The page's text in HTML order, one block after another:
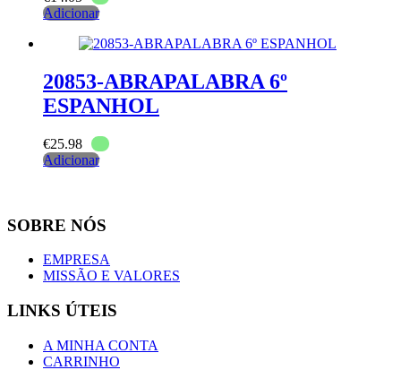
Adicionar
20853-ABRAPALABRA 6º
ESPANHOL
€25.98
Adicionar
SOBRE NÓS
EMPRESA
MISSÃO E VALORES
LINKS ÚTEIS
A MINHA CONTA
CARRINHO